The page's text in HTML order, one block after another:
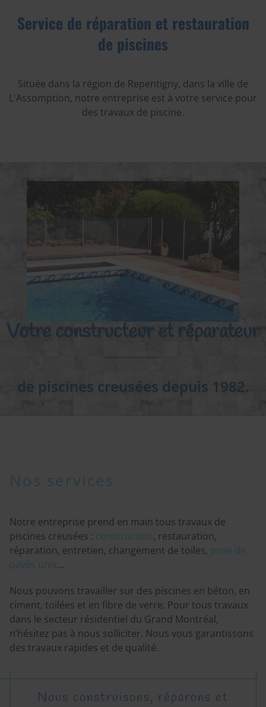
Service de réparation et restauration
de piscines
Située dans la région de Repentigny, dans la ville de
L'Assomption, notre entreprise est à votre service pour
des travaux de piscine.
Votre constructeur et réparateur
de piscines creusées depuis 1982.
Nos services
Notre entreprise prend en main tous travaux de
piscines creusées : construction, restauration,
réparation, entretien, changement de toiles, pose de
pavés unis…
Nous pouvons travailler sur des piscines en béton, en
ciment, toilées et en fibre de verre. Pour tous travaux
dans le secteur résidentiel du Grand Montréal,
n’hésitez pas à nous solliciter. Nous vous garantissons
des travaux rapides et de qualité.
Nous construisons, réparons et